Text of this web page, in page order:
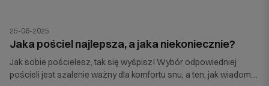
25-06-2025
Jaka pościel najlepsza, a jaka niekoniecznie?
Jak sobie pościelesz, tak się wyśpisz! Wybór odpowiedniej
pościeli jest szalenie ważny dla komfortu snu, a ten, jak wiadomo,